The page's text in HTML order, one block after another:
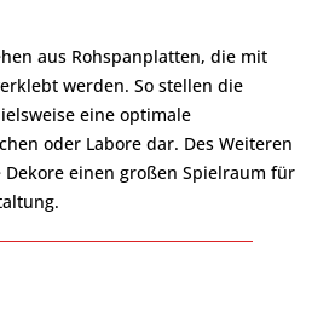
aus Rohspanplatten, die mit
werden. So stellen die
eine optimale
oder Labore dar. Des Weiteren
einen großen Spielraum für